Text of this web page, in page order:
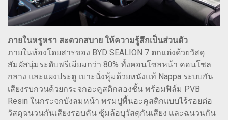
ภายในหรูหรา สะดวกสบาย ให้ความรู้สึกเป็นส่วนตัว
ภายในห้องโดยสารของ BYD SEALION 7 ตกแต่งด้วยวัสดุ
สัมผัสนุ่มระดับพรีเมียมกว่า 80% ทั้งคอนโซลหน้า คอนโซล
กลาง และแผงประตู เบาะนั่งหุ้มด้วยหนังแท้ Nappa ระบบกัน
เสียงรบกวนด้วยกระจกอะคูสติกสองชั้น พร้อมฟิล์ม PVB
Resin ในกระจกบังลมหน้า พรมปูพื้นอะคูสติกแบบไร้รอยต่อ
วัสดุฉนวนกันเสียงรอบคัน ซุ้มล้อบุวัสดุกันเสียง และฉนวนกัน